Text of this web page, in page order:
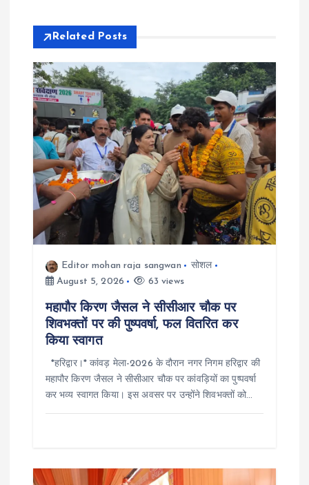
v
g
a
t
o
Related Posts
Editor mohan raja sangwan
सोशल
August 5, 2026
63 views
महापौर किरण जैसल ने सीसीआर चौक पर
शिवभक्तों पर की पुष्पवर्षा, फल वितरित कर
किया स्वागत
*हरिद्वार।* कांवड़ मेला-2026 के दौरान नगर निगम हरिद्वार की
महापौर किरण जैसल ने सीसीआर चौक पर कांवड़ियों का पुष्पवर्षा
कर भव्य स्वागत किया। इस अवसर पर उन्होंने शिवभक्तों को…